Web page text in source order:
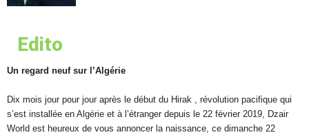
Edito
Un regard neuf sur l’Algérie
Dix mois jour pour jour après le début du Hirak , révolution pacifique qui
s’est installée en Algérie et à l’étranger depuis le 22 février 2019, Dzair
World est heureux de vous annoncer la naissance, ce dimanche 22